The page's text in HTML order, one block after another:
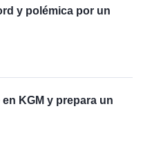
y polémica por un
KGM y prepara un